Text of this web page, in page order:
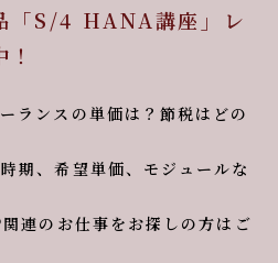
「S/4 HANA講座」レ
ンスの単価は？節税はどの
期、希望単価、モジュールな
仕事をお探しの方はご